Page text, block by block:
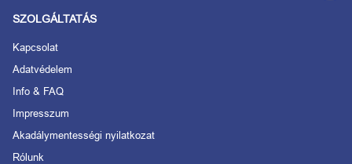
SZOLGÁLTATÁS
Kapcsolat
Adatvédelem
Info & FAQ
Impresszum
Akadálymentességi nyilatkozat
Rólunk